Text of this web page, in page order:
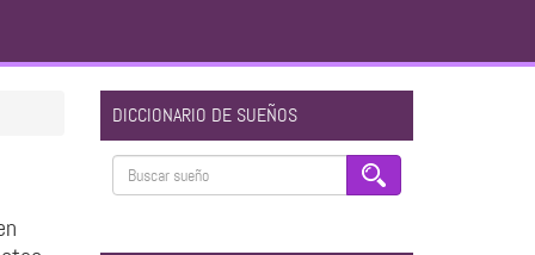
DICCIONARIO DE SUEÑOS